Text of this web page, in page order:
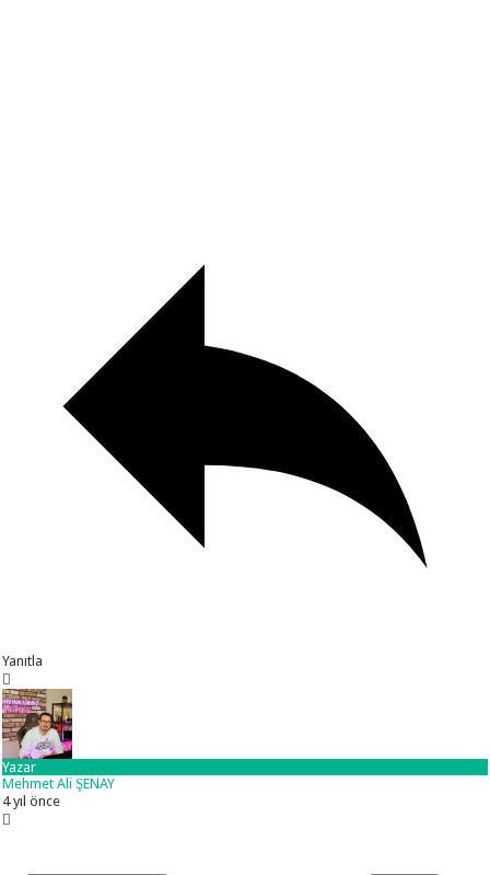
Yanıtla
Yazar
Mehmet Ali ŞENAY
4 yıl önce